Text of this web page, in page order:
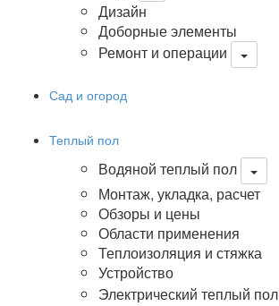
Дизайн
Доборные элементы
Ремонт и операции
Сад и огород
Теплый пол
Водяной теплый пол
Монтаж, укладка, расчет
Обзоры и цены
Области применения
Теплоизоляция и стяжка
Устройство
Электрический теплый пол